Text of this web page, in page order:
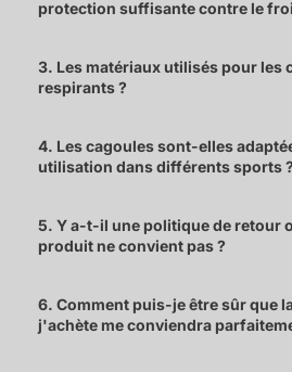
protection suffisante contre le
3. Les matériaux utilisés pour les
respirants ?
4. Les cagoules sont-elles
utilisation dans différents sports ?
5. Y a-t-il une politique de retour
produit ne convient pas ?
6. Comment puis-je être sûr que
j'achète me conviendra